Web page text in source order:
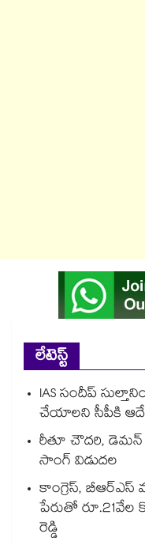
లేటెస్ట్
IAS సందీప్
చేయాలని సీపీకి
రీతూ చౌదరి, డెమన్
సాంగ్ విడుదల
కాంగ్రెస్, బీఆర్ఎస్
పేరుతో రూ.21వేల
రెడ్డి